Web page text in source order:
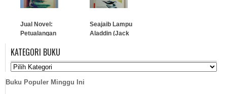
Jual Novel:
Petualangan
(Classic Tales)
…
Seajaib Lampu
Aladdin (Jack
…
KATEGORI BUKU
Buku Populer Minggu Ini